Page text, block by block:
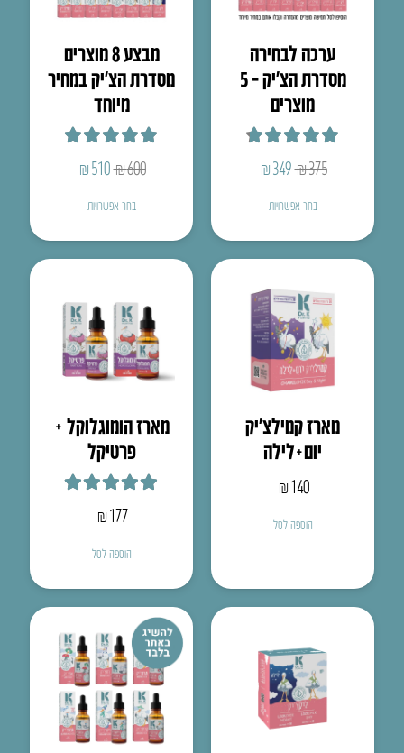
ערכה לבחירה
מסדרת הצ’יק – 5
מוצרים
₪375
המחיר
היה:
₪375.
₪349
₪349.
בחר אפשרויות
מבצע 8 מוצרים
מסדרת הצ׳יק במחיר
מיוחד
₪600
המחיר
היה:
₪600.
₪510
₪510.
בחר אפשרויות
מארז קמילצ’יק
יום+לילה
₪140
הוספה לסל
מארז הומוגלוקל +
פרטיקל
דורג5.00
₪177
הוספה לסל